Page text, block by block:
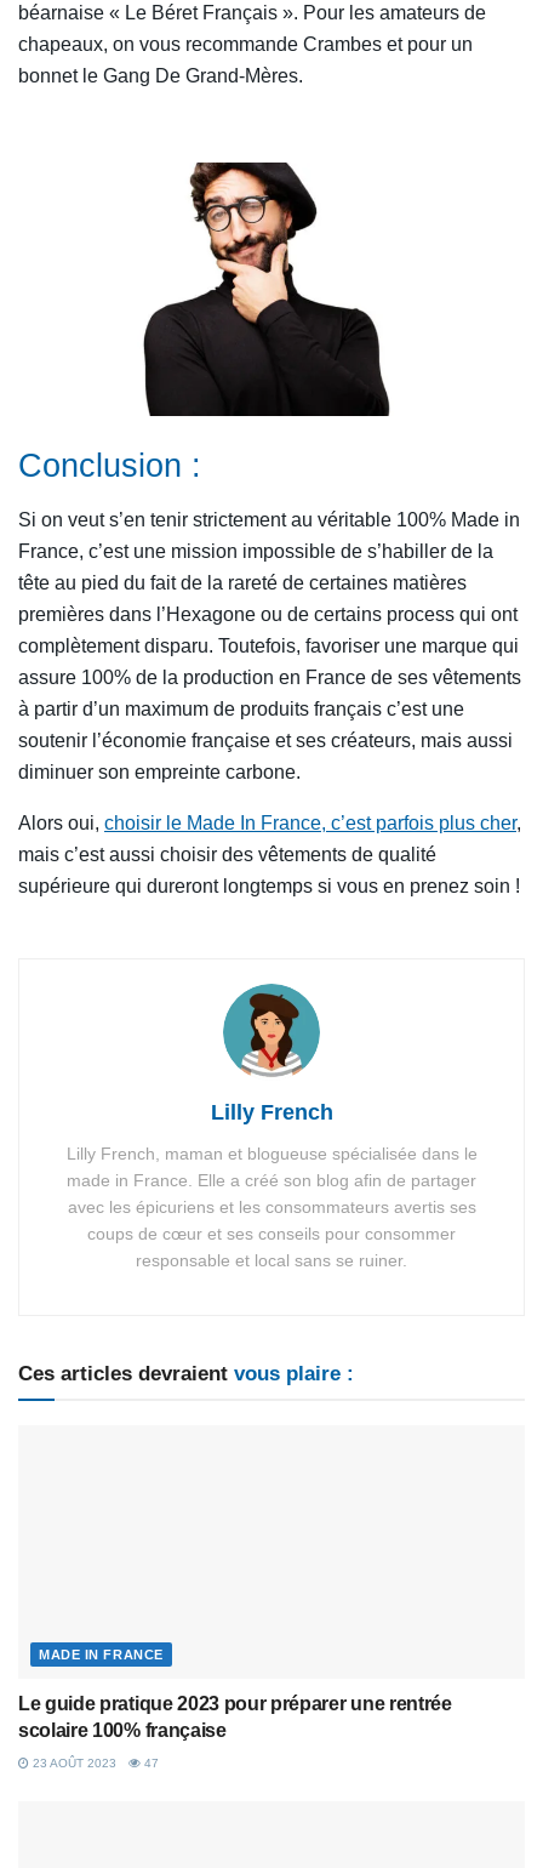
béarnaise « Le Béret Français ». Pour les amateurs de
chapeaux, on vous recommande Crambes et pour un
bonnet le Gang De Grand-Mères.
Conclusion :
Si on veut s’en tenir strictement au véritable 100% Made in
France, c’est une mission impossible de s’habiller de la
tête au pied du fait de la rareté de certaines matières
premières dans l’Hexagone ou de certains process qui ont
complètement disparu. Toutefois, favoriser une marque qui
assure 100% de la production en France de ses vêtements
à partir d’un maximum de produits français c’est une
soutenir l’économie française et ses créateurs, mais aussi
diminuer son empreinte carbone.
Alors oui, choisir le Made In France, c’est parfois plus cher,
mais c’est aussi choisir des vêtements de qualité
supérieure qui dureront longtemps si vous en prenez soin !
Lilly French
Lilly French, maman et blogueuse spécialisée dans le
made in France. Elle a créé son blog afin de partager
avec les épicuriens et les consommateurs avertis ses
coups de cœur et ses conseils pour consommer
responsable et local sans se ruiner.
Ces articles devraient vous plaire :
MADE IN FRANCE
Le guide pratique 2023 pour préparer une rentrée
scolaire 100% française
23 AOÛT 2023 47